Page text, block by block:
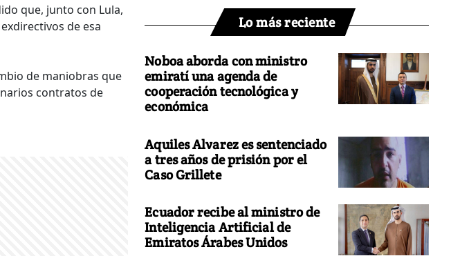
que, junto con Lula,
de esa
de maniobras que
contratos de
Lo más reciente
Noboa aborda con ministro
emiratí una agenda de
cooperación tecnológica y
económica
Aquiles Alvarez es sentenciado
a tres años de prisión por el
Caso Grillete
Ecuador recibe al ministro de
Inteligencia Artificial de
Emiratos Árabes Unidos